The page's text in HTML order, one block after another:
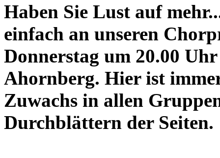
Haben Sie Lust auf
einfach an unseren
Donnerstag um 20.00
Ahornberg. Hier ist
Zuwachs in allen
Durchblättern der Seiten.